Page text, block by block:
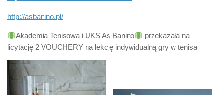
http://asbanino.pl/
Akademia Tenisowa i UKS As Banino
przekazała na
licytację 2 VOUCHERY na lekcję indywidualną gry w tenisa